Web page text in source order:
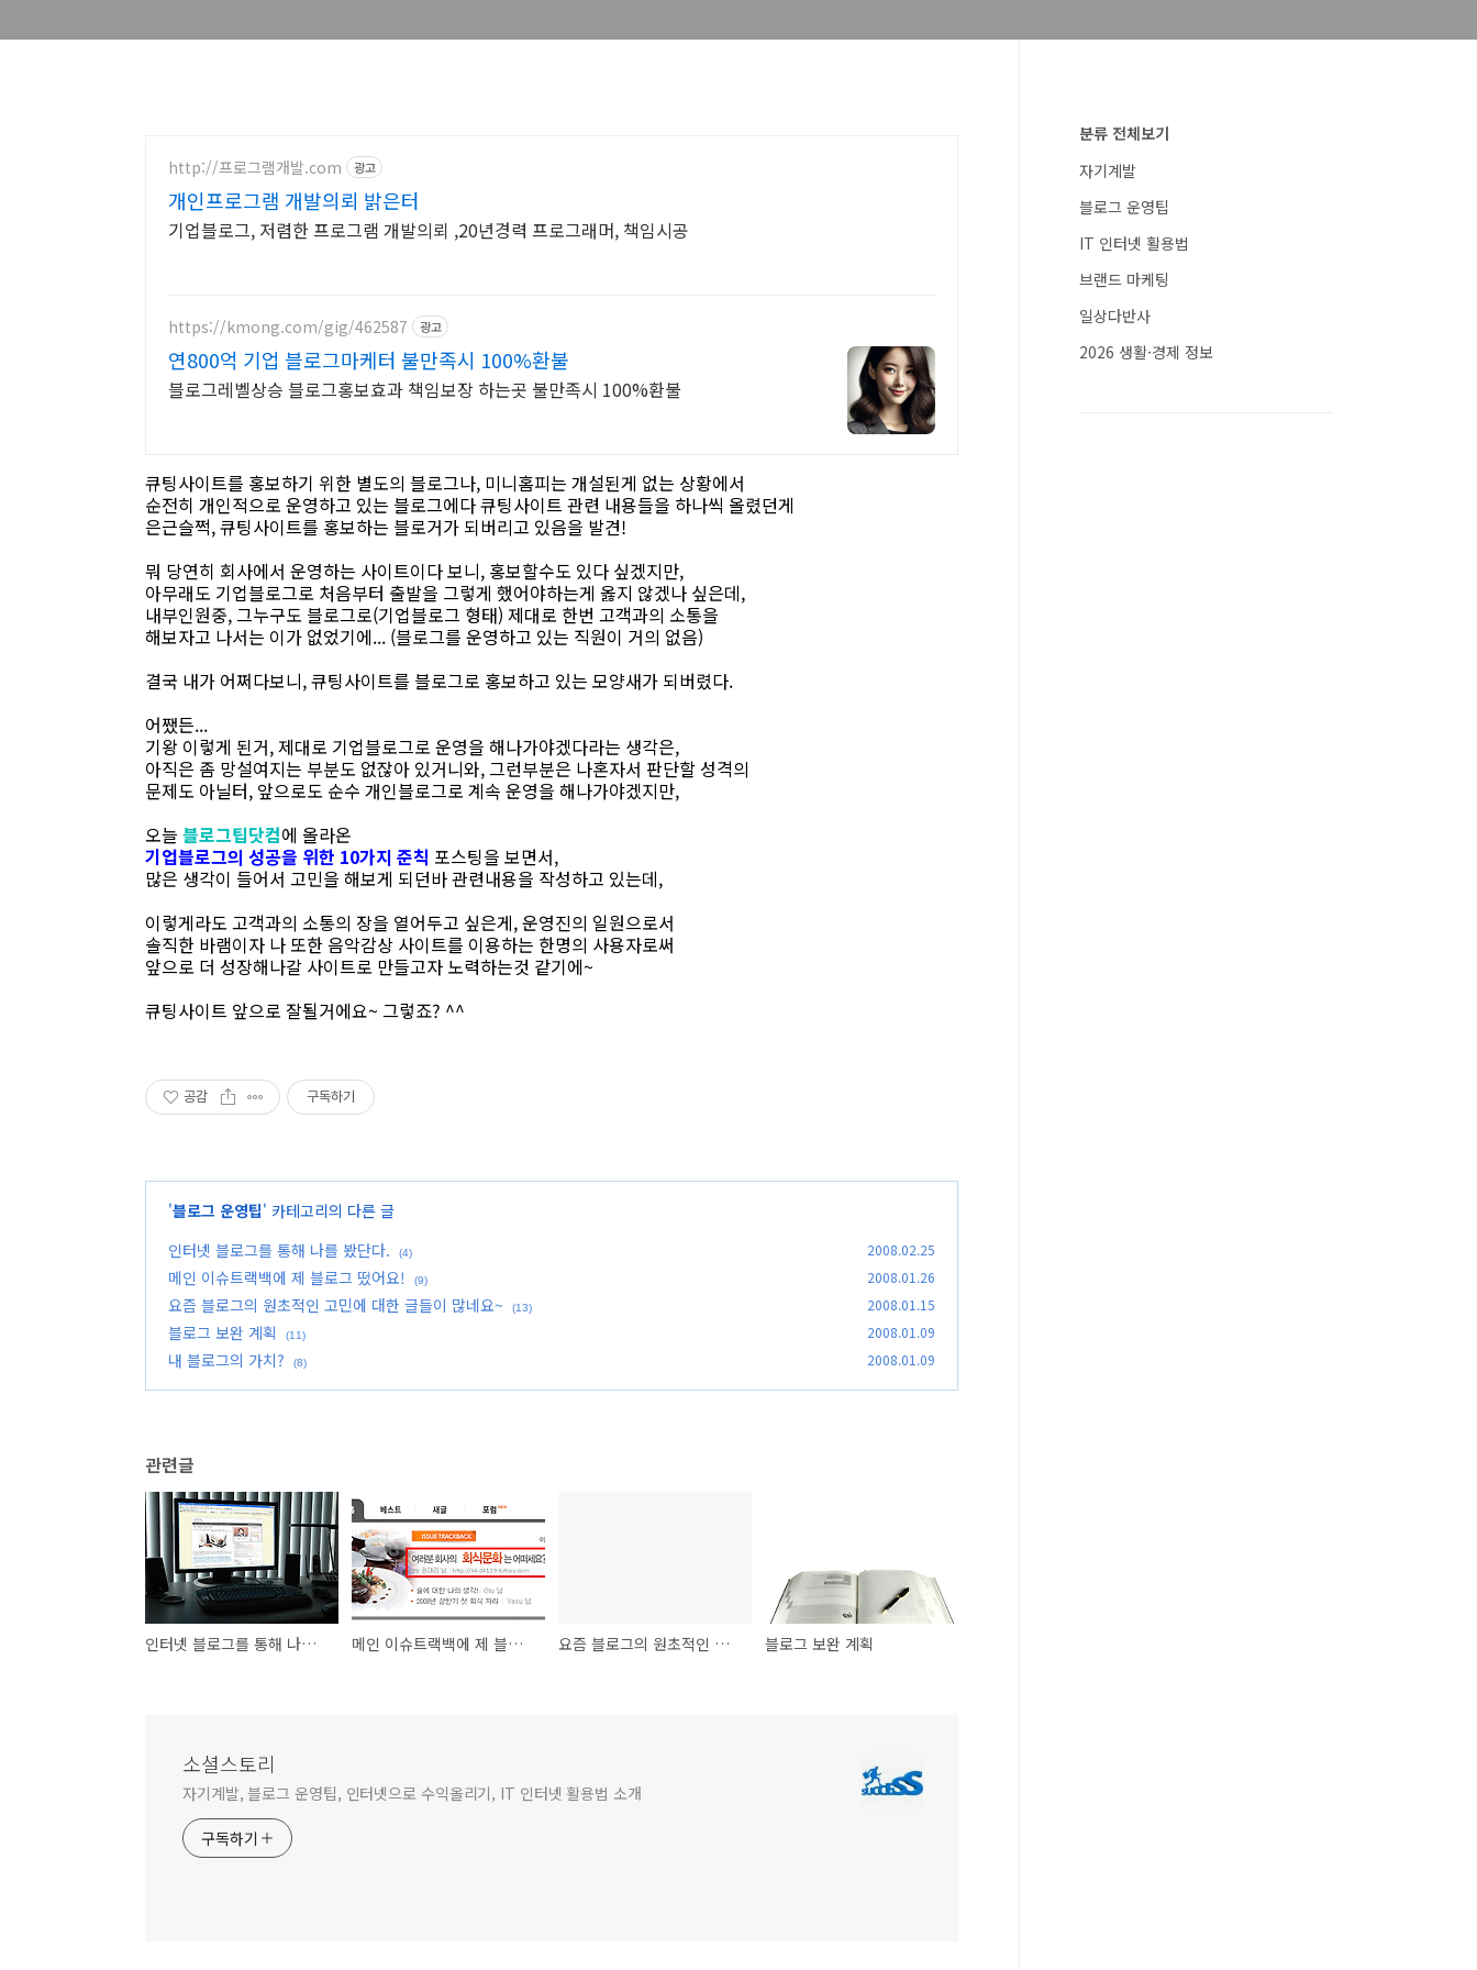
http://프로그램개발.com 광고
개인프로그램 개발의뢰 밝은터
기업블로그, 저렴한 프로그램 개발의뢰 ,20년경력 프로그래머, 책임시공
https://kmong.com/gig/462587 광고
연800억 기업 블로그마케터 불만족시 100%환불
블로그레벨상승 블로그홍보효과 책임보장 하는곳 불만족시 100%환불
큐팅사이트를 홍보하기 위한 별도의 블로그나, 미니홈피는 개설된게 없는 상황에서
순전히 개인적으로 운영하고 있는 블로그에다 큐팅사이트 관련 내용들을 하나씩 올렸던게
은근슬쩍, 큐팅사이트를 홍보하는 블로거가 되버리고 있음을 발견!
뭐 당연히 회사에서 운영하는 사이트이다 보니, 홍보할수도 있다 싶겠지만,
아무래도 기업블로그로 처음부터 출발을 그렇게 했어야하는게 옳지 않겠나 싶은데,
내부인원중, 그누구도 블로그로(기업블로그 형태) 제대로 한번 고객과의 소통을
해보자고 나서는 이가 없었기에... (블로그를 운영하고 있는 직원이 거의 없음)
결국 내가 어쩌다보니, 큐팅사이트를 블로그로 홍보하고 있는 모양새가 되버렸다.
어쨌든...
기왕 이렇게 된거, 제대로 기업블로그로 운영을 해나가야겠다라는 생각은,
아직은 좀 망설여지는 부분도 없잖아 있거니와, 그런부분은 나혼자서 판단할 성격의
문제도 아닐터, 앞으로도 순수 개인블로그로 계속 운영을 해나가야겠지만,
오늘 블로그팁닷컴에 올라온
기업블로그의 성공을 위한 10가지 준칙 포스팅을 보면서,
많은 생각이 들어서 고민을 해보게 되던바 관련내용을 작성하고 있는데,
이렇게라도 고객과의 소통의 장을 열어두고 싶은게, 운영진의 일원으로서
솔직한 바램이자 나 또한 음악감상 사이트를 이용하는 한명의 사용자로써
앞으로 더 성장해나갈 사이트로 만들고자 노력하는것 같기에~
큐팅사이트 앞으로 잘될거에요~ 그렇죠? ^^
공감 구독하기
'블로그 운영팁' 카테고리의 다른 글
인터넷 블로그를 통해 나를 봤단다.
(4) 2008.02.25
메인 이슈트랙백에 제 블로그 떴어요! (9) 2008.01.26
요즘 블로그의 원초적인 고민에 대한 글들이 많네요~ (13) 2008.01.15
블로그 보완 계획 (11) 2008.01.09
내 블로그의 가치? (8) 2008.01.09
관련글
인터넷 블로그를 통해 나를 봤단다. 메인 이슈트랙백에 제 블로그 떴어요! 요즘 블로그의 원초적인 고민에 대한 글들이 많네요~ 블로그 보완 계획
소셜스토리
자기계발, 블로그 운영팁, 인터넷으로 수익올리기, IT 인터넷 활용법 소개
구독하기
분류 전체보기
자기계발
블로그 운영팁
IT 인터넷 활용법
브랜드 마케팅
일상다반사
2026 생활·경제 정보